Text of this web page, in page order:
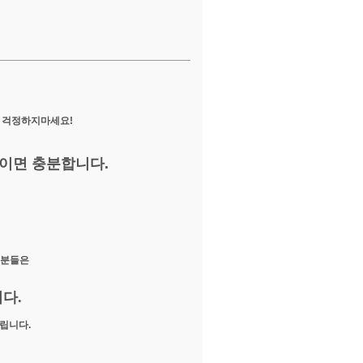
정하지마세요!
면 충분합니다.
들은
.
니다.